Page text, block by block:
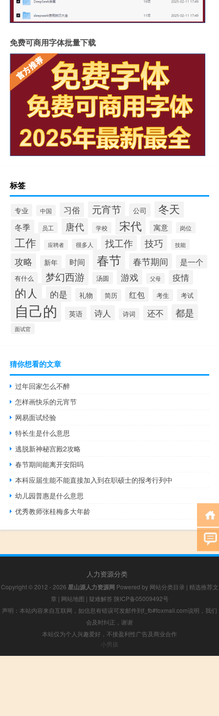
免费可商用字体批量下载
标签
专业 中国 习俗 元宵节 公司 冬天
冬季 员工 唐代 学校 宋代 寓意 岗位
工作 应聘者 很多人 找工作 技巧 技能
攻略 新年 时间 春节 春节期间 是一个
有什么 梦幻西游 汤圆 游戏 父母 疫情
的人 的是 礼物 简历 红包 考生 考试
自己的 英语 诗人 诗词 还不 都是
面试官
猜你想看的文章
过年回家怎么不醉
怎样画快乐的元宵节
网易面试经验
特长生是什么意思
逃脱新神秘宫殿2攻略
春节期间能离开安阳吗
本科应届生能不能直接加入到在职硕士的报考行列中
幼儿园普惠是什么意思
优秀教师张桂梅多大年龄
人力资源分类
Copyright © 2012 - 2026 星山源人力资源网 Powered by 网站分类目录 | 精选推荐文
章 | 网站地图 | 疑难解答 陕ICP备05009492号
声明：本站内容来自互联网，如信息有错误可发邮件到f_fb#foxmail.com说明，我们
会及时纠正，谢谢
本站仅为个人兴趣爱好，不接盈利性广告及商业合作
小男孩